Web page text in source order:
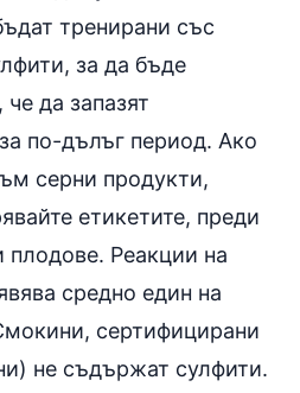
тренирани със
за да бъде
да запазят
по-дълъг период. Ако
серни продукти,
етикетите, преди
плодове. Реакции на
средно един на
сертифицирани
не съдържат сулфити.